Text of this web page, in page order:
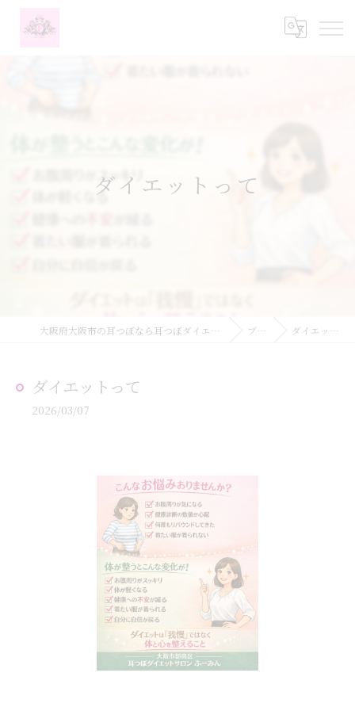
ダイエットって
大阪府大阪市の耳つぼなら耳つぼダイエットサロンふーみん ブログ ダイエットって
ダイエットって
2026/03/07